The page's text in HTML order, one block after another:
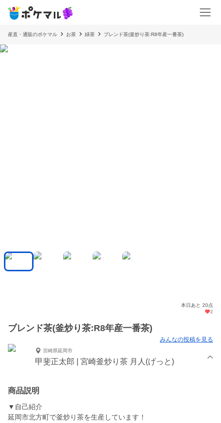
産直・通販のポケマル お茶 緑茶 ブレンド茶(釜炒り茶:R8年産一番茶)
本日あと 20点
2
ブレンド茶(釜炒り茶:R8年産一番茶)
みんなの投稿を見る
宮崎県延岡市
甲斐正太郎 | 宮崎釜炒り茶 月人(げっと)
商品説明
▼自己紹介
延岡市北方町で釜炒り茶を生産しています！